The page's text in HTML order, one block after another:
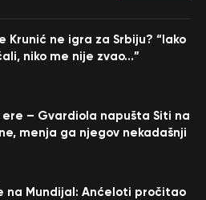
Krunić ne igra za Srbiju? “Iako
niko me nije zvao…”
– Gvardiola napušta Siti na
menja ga njegov nekadašnji
na Mundijal: Anćeloti pročitao